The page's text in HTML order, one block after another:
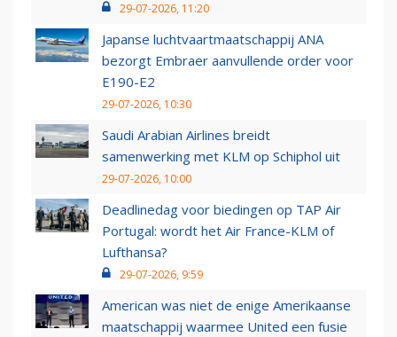
29-07-2026, 11:20
Japanse luchtvaartmaatschappij ANA
bezorgt Embraer aanvullende order voor
E190-E2
29-07-2026, 10:30
Saudi Arabian Airlines breidt
samenwerking met KLM op Schiphol uit
29-07-2026, 10:00
Deadlinedag voor biedingen op TAP Air
Portugal: wordt het Air France-KLM of
Lufthansa?
29-07-2026, 9:59
American was niet de enige Amerikaanse
maatschappij waarmee United een fusie